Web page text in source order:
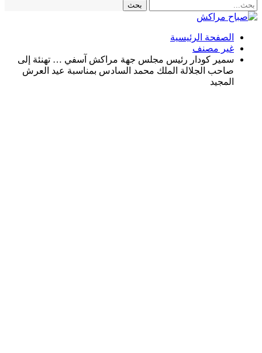
الصفحة الرئيسية
غير مصنف
سمير كودار رئيس مجلس جهة مراكش آسفي … تهنئة إلى
صاحب الجلالة الملك محمد السادس بمناسبة عيد العرش
المجيد